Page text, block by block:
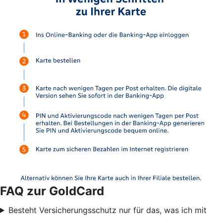
FAQ zur GoldCard
Besteht Versicherungsschutz nur für das, was ich mit